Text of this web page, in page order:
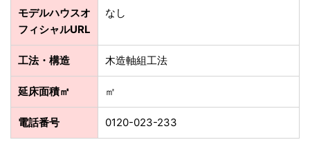
モデルハウスオ
フィシャルURL
なし
工法・構造 木造軸組工法
延床面積㎡ ㎡
電話番号 0120-023-233